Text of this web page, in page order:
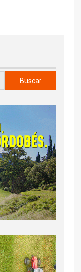
Buscar